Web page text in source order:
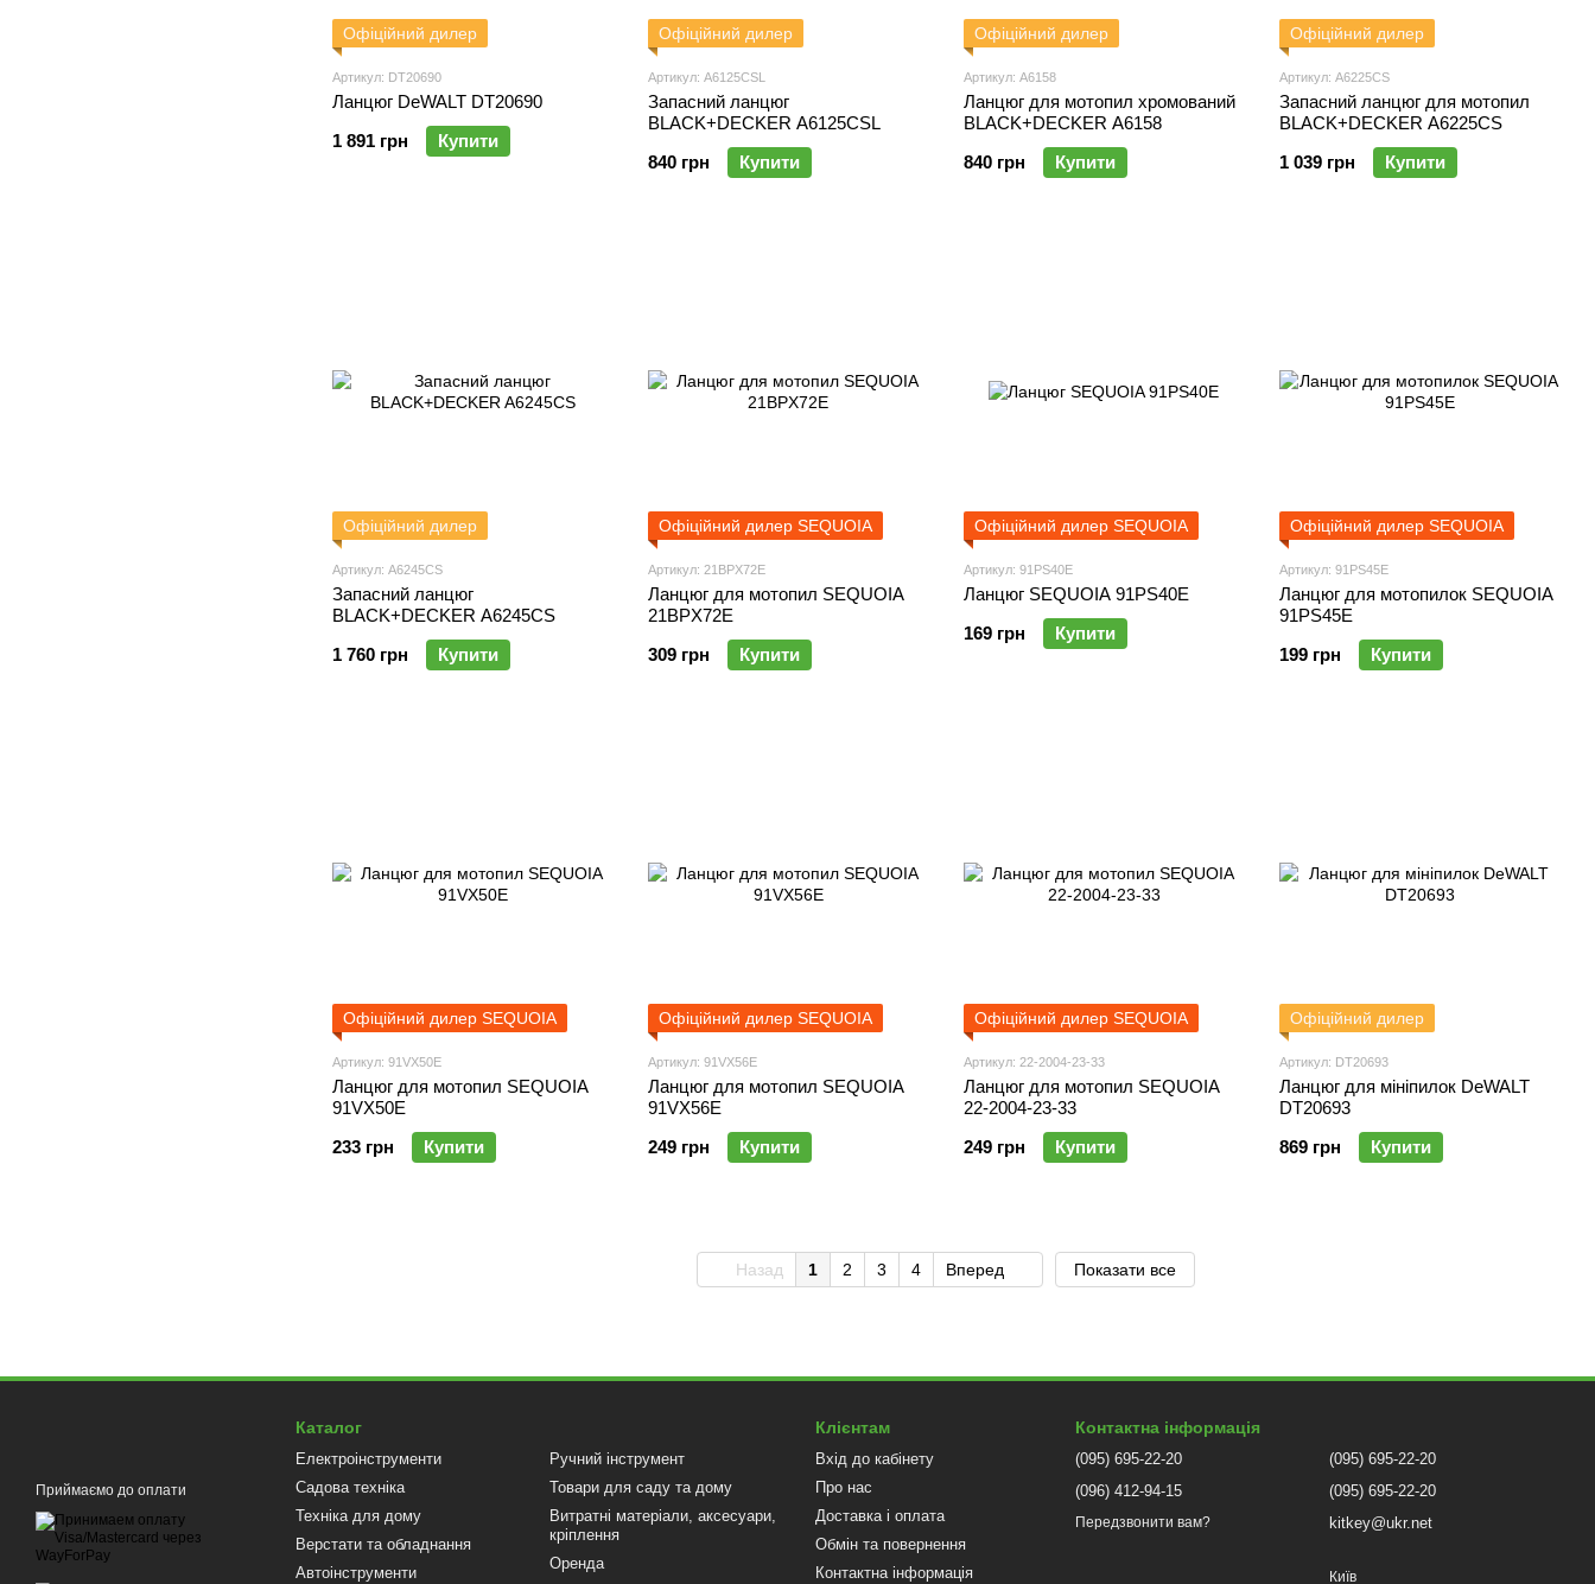
Офіційний дилер
Артикул: DT20690
Ланцюг DeWALT DT20690
1 891 грн
Купити
Офіційний дилер
Артикул: A6125CSL
Запасний ланцюг
BLACK+DECKER A6125CSL
840 грн
Купити
Офіційний дилер
Артикул: A6158
Ланцюг для мотопил хромований
BLACK+DECKER A6158
840 грн
Купити
Офіційний дилер
Артикул: A6225CS
Запасний ланцюг для мотопил
BLACK+DECKER A6225CS
1 039 грн
Купити
Офіційний дилер
Артикул: A6245CS
Запасний ланцюг
BLACK+DECKER A6245CS
1 760 грн
Купити
Офіційний дилер SEQUOIA
Артикул: 21BPX72E
Ланцюг для мотопил SEQUOIA
21BPX72E
309 грн
Купити
Офіційний дилер SEQUOIA
Артикул: 91PS40E
Ланцюг SEQUOIA 91PS40E
169 грн
Купити
Офіційний дилер SEQUOIA
Артикул: 91PS45E
Ланцюг для мотопилок SEQUOIA
91PS45E
199 грн
Купити
Офіційний дилер SEQUOIA
Артикул: 91VX50E
Ланцюг для мотопил SEQUOIA
91VX50E
233 грн
Купити
Офіційний дилер SEQUOIA
Артикул: 91VX56E
Ланцюг для мотопил SEQUOIA
91VX56E
249 грн
Купити
Офіційний дилер SEQUOIA
Артикул: 22-2004-23-33
Ланцюг для мотопил SEQUOIA
22-2004-23-33
249 грн
Купити
Офіційний дилер
Артикул: DT20693
Ланцюг для мініпилок DeWALT
DT20693
869 грн
Купити
Назад 1 2 3 4 Вперед Показати все
Приймаємо до оплати
Каталог
Електроінструменти
Садова техніка
Техніка для дому
Верстати та обладнання
Автоінструменти
Ручний інструмент
Товари для саду та дому
Витратні матеріали, аксесуари,
кріплення
Оренда
Клієнтам
Вхід до кабінету
Про нас
Доставка і оплата
Обмін та повернення
Контактна інформація
Контактна інформація
(095) 695-22-20
(096) 412-94-15
Передзвонити вам?
(095) 695-22-20
(095) 695-22-20
kitkey@ukr.net
Київ